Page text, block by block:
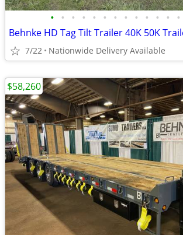
• • • • • • • • • • • • •
Behnke HD Tag Tilt Trailer 40K 50K
7/22 Nationwide Delivery Available
$58,260